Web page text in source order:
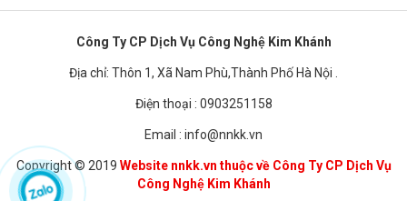
Công Ty CP Dịch Vụ Công Nghệ Kim Khánh
Địa chỉ: Thôn 1, Xã Nam Phù,Thành Phố Hà Nội .
Điện thoại : 0903251158
Email : info@nnkk.vn
Copyright © 2019 Website nnkk.vn thuộc về Công Ty CP Dịch Vụ
Công Nghệ Kim Khánh